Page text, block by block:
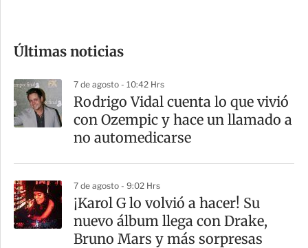
m
a
r
t
Últimas noticias
7 de agosto - 10:42 Hrs
Rodrigo Vidal cuenta lo que vivió
con Ozempic y hace un llamado a
no automedicarse
7 de agosto - 9:02 Hrs
¡Karol G lo volvió a hacer! Su
nuevo álbum llega con Drake,
Bruno Mars y más sorpresas